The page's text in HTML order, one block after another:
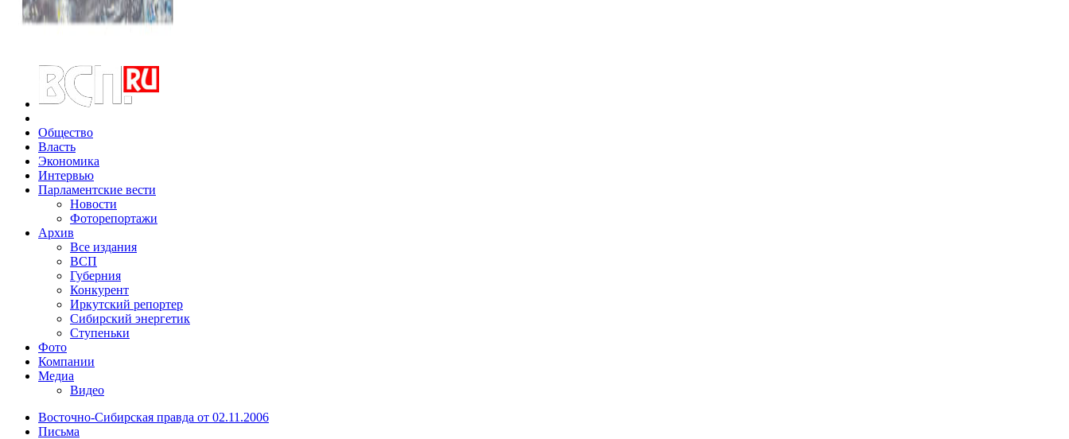
Общество
Власть
Экономика
Интервью
Парламентские вести
Новости
Фоторепортажи
Архив
Все издания
ВСП
Губерния
Конкурент
Иркутский репортер
Сибирский энергетик
Ступеньки
Фото
Компании
Медиа
Видео
Восточно-Сибирская правда от 02.11.2006
Письма